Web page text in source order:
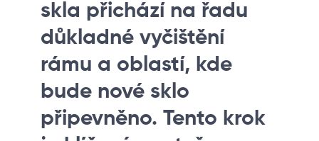
skla přichází na řadu
důkladné vyčištění
rámu a oblastí, kde
bude nové sklo
připevněno. Tento krok